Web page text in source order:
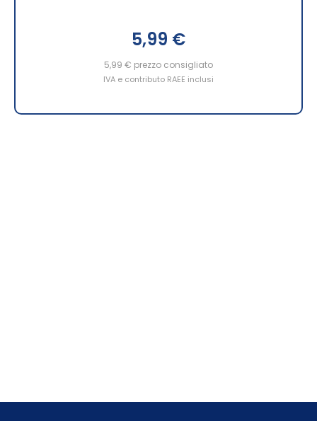
5,99 €
5,99 € prezzo consigliato
IVA e contributo RAEE inclusi